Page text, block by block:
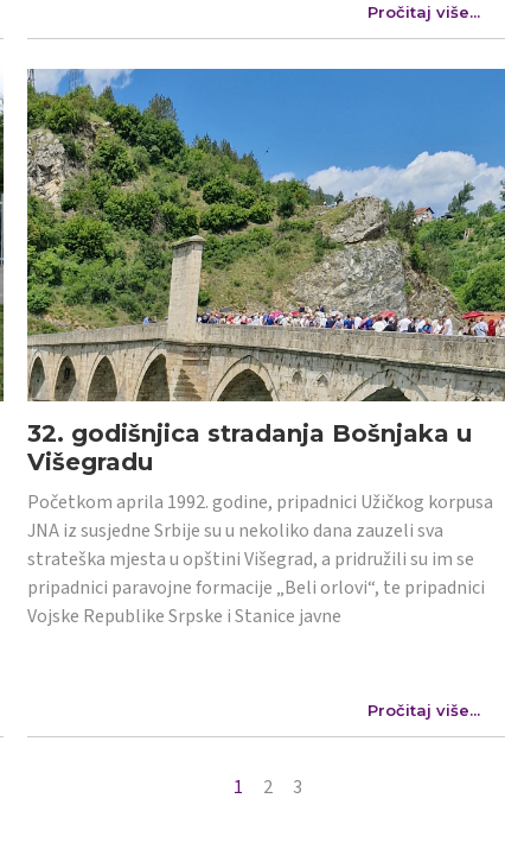
Pročitaj više...
32. godišnjica stradanja Bošnjaka u
Višegradu
Početkom aprila 1992. godine, pripadnici Užičkog korpusa
JNA iz susjedne Srbije su u nekoliko dana zauzeli sva
strateška mjesta u opštini Višegrad, a pridružili su im se
pripadnici paravojne formacije „Beli orlovi“, te pripadnici
Vojske Republike Srpske i Stanice javne
Pročitaj više...
1 2 3